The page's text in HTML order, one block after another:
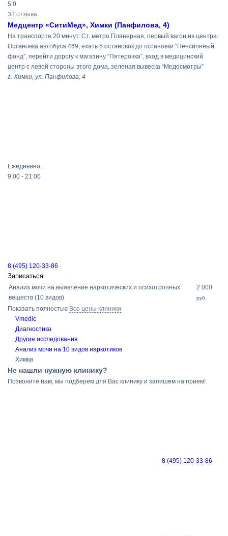
поиска
5.0
33 отзыва
Медцентр «СитиМед», Химки (Панфилова, 4)
На транспорте 20 минут. Ст. метро Планерная, первый вагон из центра.
Остановка автобуса 469, ехать 6 остановок до остановки “Пенсионный
фонд”, перейти дорогу к магазину “Пятерочка”, вход в медицинский
центр с левой стороны этого дома, зеленая вывеска “Медосмотры”
г. Химки, ул. Панфилова, 4
Ежедневно:
9:00 - 21:00
8 (495) 120-33-86
Записаться
Анализ мочи на выявление наркотических и психотропных
веществ (10 видов)
2 000
руб.
Показать полностью Все цены клиники
Vmedic
Диагностика
Другие исследования
Анализ мочи на 10 видов наркотиков
Химки
Не нашли нужную клинику?
Позвоните нам, мы подберем для Вас клинику и запишем на прием!
8 (495) 120-33-86